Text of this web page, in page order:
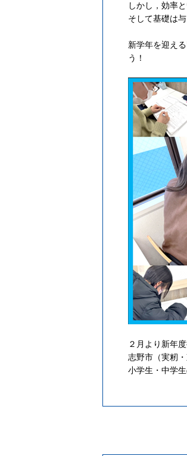
しかし，効率
そして基礎は
新学年を迎え
う！
２月より新年
志野市（実籾
小学生・中学